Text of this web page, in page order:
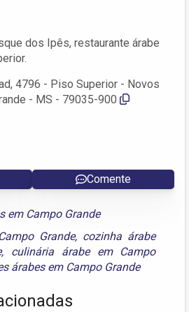
dos Ipês, restaurante árabe
4796 - Piso Superior - Novos
- MS - 79035-900
Comente
em Campo Grande
Grande, cozinha árabe
, culinária árabe em Campo
árabes em Campo Grande